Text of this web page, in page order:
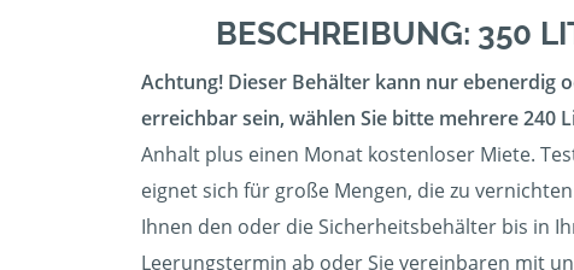
BESCHREIBUNG: 350
Achtung! Dieser Behälter kann nur ebenerdig
erreichbar sein, wählen Sie bitte mehrere 240
Anhalt plus einen Monat kostenloser Miete.
eignet sich für große Mengen, die zu
Ihnen den oder die Sicherheitsbehälter bis in
Leerungstermin ab oder Sie vereinbaren mit